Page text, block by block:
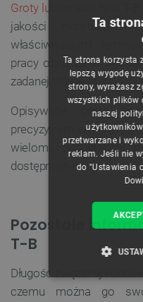
Groty lutownicze
typu T-
jakości materiałów,
właściwościami
pracy oznacza to
zadanej temperatury.
Opisywane groty do
precyzyjnym
wieloma popularnymi
dostępnych na rynku.
Pozostałe
T-B
Długość zwężanej
czemu można go
Ta
Ta strona korzysta
lepszą wygodę
strony, wyrażasz
wszystkich plików
naszej
przetwarzane i
reklam. Jeśli nie
do "Ustawienia